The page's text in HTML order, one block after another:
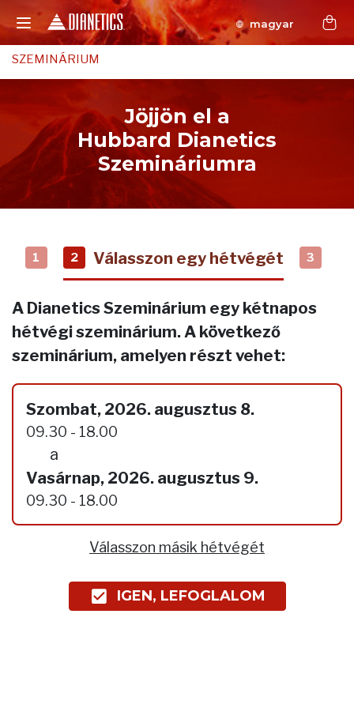
magyar
SZEMINÁRIUM
Jöjjön el a
Hubbard Dianetics
Szemináriumra
1 2 Válasszon egy hétvégét 3
A Dianetics Szeminárium egy kétnapos
hétvégi szeminárium. A következő
szeminárium, amelyen részt vehet:
Szombat, 2026. augusztus 8.
09.30 - 18.00
a
Vasárnap, 2026. augusztus 9.
09.30 - 18.00
Válasszon másik hétvégét
IGEN, LEFOGLALOM